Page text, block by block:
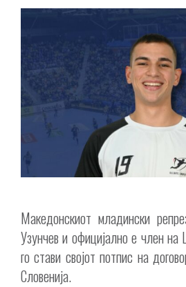
Македонскиот младински
Узунчев и официјално е член на
го стави својот потпис на
Словенија.